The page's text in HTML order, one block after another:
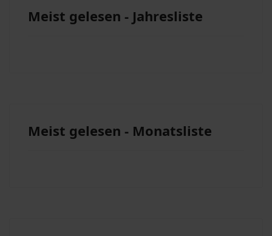
Meist gelesen - Jahresliste
Meist gelesen - Monatsliste